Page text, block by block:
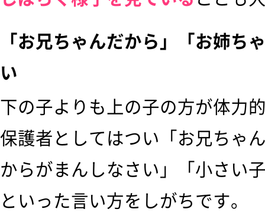
「お兄ちゃんだから」「お姉ち
い
下の子よりも上の子の方が体力
保護者としてはつい「お兄ちゃ
からがまんしなさい」「小さい
といった言い方をしがちです。